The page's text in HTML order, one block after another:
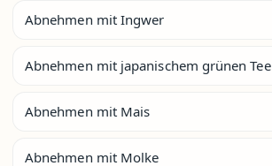
Abnehmen mit Ingwer
Abnehmen mit japanischem grünen Tee
Abnehmen mit Mais
Abnehmen mit Molke